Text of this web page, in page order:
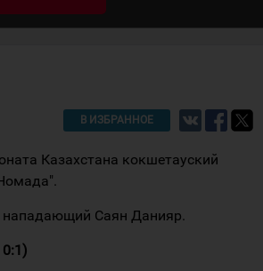
В ИЗБРАННОЕ
Казахстана кокшетауский
нападающий Саян Данияр.